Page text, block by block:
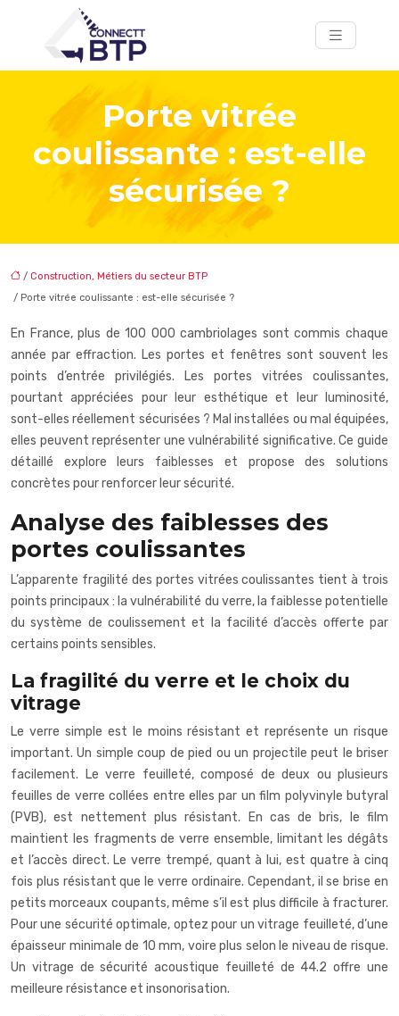
Porte vitrée
coulissante : est-elle
sécurisée ?
/ Construction, Métiers du secteur BTP
/ Porte vitrée coulissante : est-elle sécurisée ?
En France, plus de 100 000 cambriolages sont commis chaque
année par effraction. Les portes et fenêtres sont souvent les
points d’entrée privilégiés. Les portes vitrées coulissantes,
pourtant appréciées pour leur esthétique et leur luminosité,
sont-elles réellement sécurisées ? Mal installées ou mal équipées,
elles peuvent représenter une vulnérabilité significative. Ce guide
détaillé explore leurs faiblesses et propose des solutions
concrètes pour renforcer leur sécurité.
Analyse des faiblesses des
portes coulissantes
L’apparente fragilité des portes vitrées coulissantes tient à trois
points principaux : la vulnérabilité du verre, la faiblesse potentielle
du système de coulissement et la facilité d’accès offerte par
certains points sensibles.
La fragilité du verre et le choix du
vitrage
Le verre simple est le moins résistant et représente un risque
important. Un simple coup de pied ou un projectile peut le briser
facilement. Le verre feuilleté, composé de deux ou plusieurs
feuilles de verre collées entre elles par un film polyvinyle butyral
(PVB), est nettement plus résistant. En cas de bris, le film
maintient les fragments de verre ensemble, limitant les dégâts
et l’accès direct. Le verre trempé, quant à lui, est quatre à cinq
fois plus résistant que le verre ordinaire. Cependant, il se brise en
petits morceaux coupants, même s’il est plus difficile à fracturer.
Pour une sécurité optimale, optez pour un vitrage feuilleté, d’une
épaisseur minimale de 10 mm, voire plus selon le niveau de risque.
Un vitrage de sécurité acoustique feuilleté de 44.2 offre une
meilleure résistance et insonorisation.